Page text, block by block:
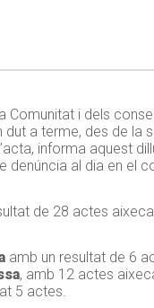
Comunitat i dels
a terme, des de
informa aquest
al dia en el
de 28 actes
amb un resultat de 6
, amb 12 actes
5 actes.